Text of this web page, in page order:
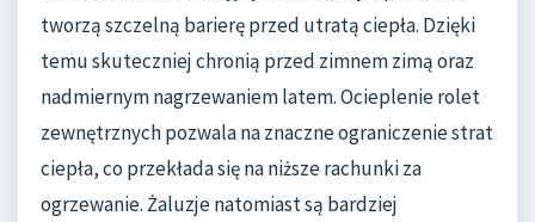
tworzą szczelną barierę przed utratą ciepła. Dzięki
temu skuteczniej chronią przed zimnem zimą oraz
nadmiernym nagrzewaniem latem. Ocieplenie rolet
zewnętrznych pozwala na znaczne ograniczenie strat
ciepła, co przekłada się na niższe rachunki za
ogrzewanie. Żaluzje natomiast są bardziej